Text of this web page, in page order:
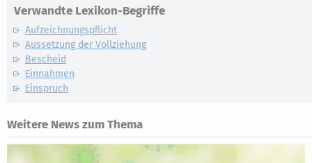
Verwandte Lexikon-Begriffe
Aufzeichnungspflicht
Aussetzung der Vollziehung
Bescheid
Einnahmen
Einspruch
Weitere News zum Thema